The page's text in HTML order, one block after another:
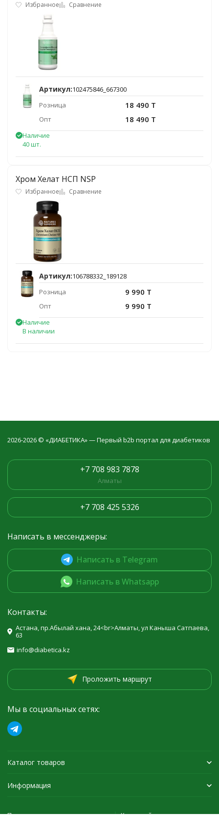
Избранное Сравнение
Артикул:102475846_667300
Розница
18 490 T
Опт 18 490 T
Наличие
40 шт.
Хром Хелат НСП NSP
Избранное Сравнение
Артикул:106788332_189128
Розница
9 990 T
Опт 9 990 T
Наличие
В наличии
2026-2026 © «ДИАБЕТИКА» — Первый b2b портал для диабетиков
+7 708 983 7878
Алматы
+7 708 425 5326
Написать в мессенджеры:
Написать в Telegram
Написать в Whatsapp
Контакты:
Астана, пр.Абылай хана, 24<br>Алматы, ул Каныша Сатпаева,
63
info@diabetica.kz
Проложить маршрут
Мы в социальных сетях:
Каталог товаров
Информация